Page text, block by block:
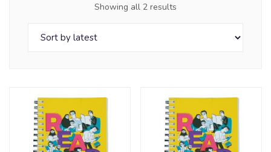
Showing all 2 results